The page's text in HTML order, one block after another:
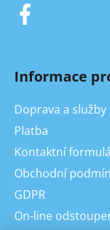
Informace
Doprava a služby
Platba
Kontaktní
Obchodní
GDPR
On-line